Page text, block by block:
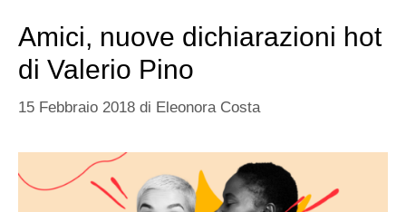
Amici, nuove dichiarazioni hot
di Valerio Pino
15 Febbraio 2018 di Eleonora Costa